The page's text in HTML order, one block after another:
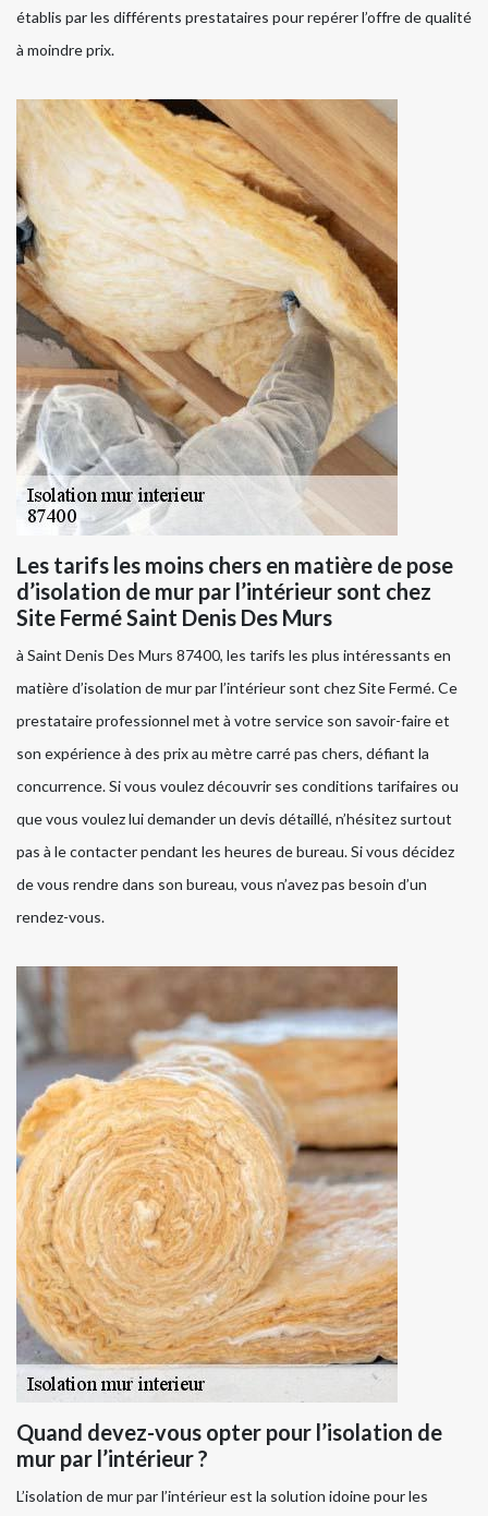
établis par les différents prestataires pour repérer l’offre de qualité
à moindre prix.
Les tarifs les moins chers en matière de pose
d’isolation de mur par l’intérieur sont chez
Site Fermé Saint Denis Des Murs
à Saint Denis Des Murs 87400, les tarifs les plus intéressants en
matière d’isolation de mur par l’intérieur sont chez Site Fermé. Ce
prestataire professionnel met à votre service son savoir-faire et
son expérience à des prix au mètre carré pas chers, défiant la
concurrence. Si vous voulez découvrir ses conditions tarifaires ou
que vous voulez lui demander un devis détaillé, n’hésitez surtout
pas à le contacter pendant les heures de bureau. Si vous décidez
de vous rendre dans son bureau, vous n’avez pas besoin d’un
rendez-vous.
Quand devez-vous opter pour l’isolation de
mur par l’intérieur ?
L’isolation de mur par l’intérieur est la solution idoine pour les